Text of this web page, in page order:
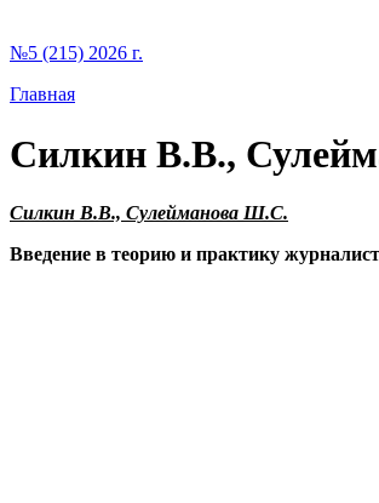
№5 (215) 2026 г.
Главная
Силкин В.В.,
Силкин В.В., Сулейманова Ш.С.
Введение в теорию и практику